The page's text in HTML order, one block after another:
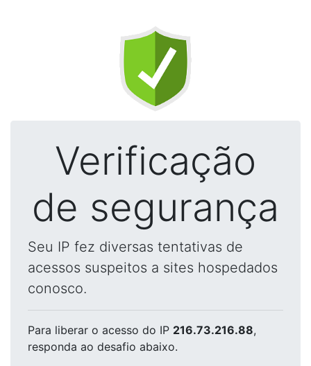
Verificação
de segurança
Seu IP fez diversas tentativas de
acessos suspeitos a sites hospedados
conosco.
Para liberar o acesso do IP 216.73.216.88,
responda ao desafio abaixo.